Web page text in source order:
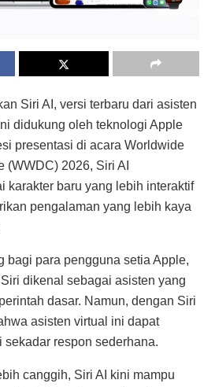
Siri AI, versi terbaru dari asisten
didukung oleh teknologi Apple
presentasi di acara Worldwide
(WWDC) 2026, Siri AI
karakter baru yang lebih interaktif
pengalaman yang lebih kaya
bagi para pengguna setia Apple,
dikenal sebagai asisten yang
dasar. Namun, dengan Siri
asisten virtual ini dapat
sekadar respon sederhana.
canggih, Siri AI kini mampu